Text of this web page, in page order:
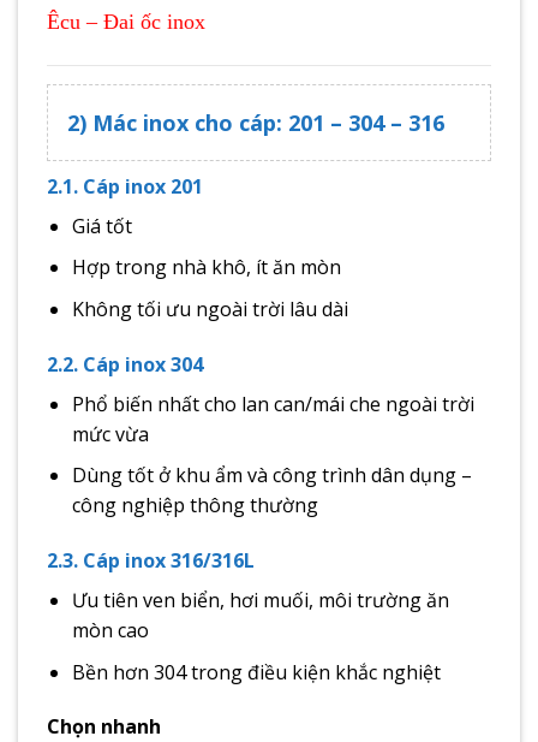
Êcu – Đai ốc inox
2) Mác inox cho cáp: 201 – 304 – 316
2.1. Cáp inox 201
Giá tốt
Hợp trong nhà khô, ít ăn mòn
Không tối ưu ngoài trời lâu dài
2.2. Cáp inox 304
Phổ biến nhất cho lan can/mái che ngoài trời
mức vừa
Dùng tốt ở khu ẩm và công trình dân dụng –
công nghiệp thông thường
2.3. Cáp inox 316/316L
Ưu tiên ven biển, hơi muối, môi trường ăn
mòn cao
Bền hơn 304 trong điều kiện khắc nghiệt
Chọn nhanh